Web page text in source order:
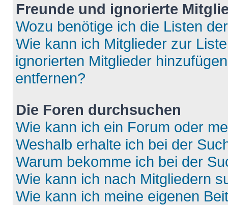
Freunde und ignorierte
Wozu benötige ich die Listen
Wie kann ich Mitglieder zur
ignorierten Mitglieder
entfernen?
Die Foren durchsuchen
Wie kann ich ein Forum oder
Weshalb erhalte ich bei der
Warum bekomme ich bei der
Wie kann ich nach Mitgliedern
Wie kann ich meine eigenen